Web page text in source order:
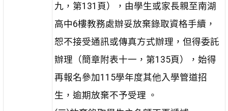
九，第131頁），由學生或家長親至南湖
高中6樓教務處辦妥放棄錄取資格手續，
恕不接受通訊或傳真方式辦理，但得委託
辦理（簡章附表十一，第135頁），始得
再報名參加115學年度其他入學管道招
生，逾期放棄不予受理 。